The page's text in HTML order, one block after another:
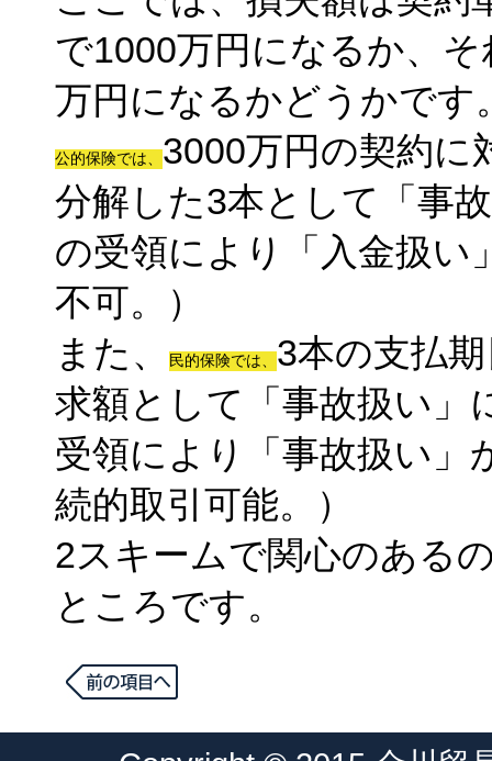
で1000万円になるか、
万円になるかどうかです
公的保険では、 3000万円の契約に
分解した3本として「事
の受領により「入金扱い
不可。）
また、
民的保険では、 3本の支払
求額として「事故扱い」
受領により「事故扱い」
続的取引可能。）
2スキームで関心のある
ところです。